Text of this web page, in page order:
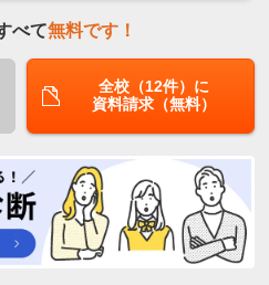
べて無料です！
全校（12件）に
資料請求（無料）